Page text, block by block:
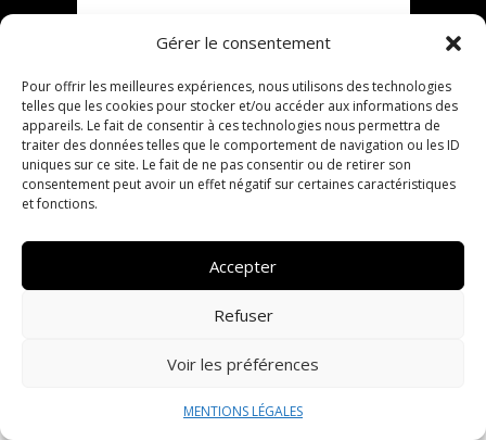
Gérer le consentement
Pour offrir les meilleures expériences, nous utilisons des technologies
telles que les cookies pour stocker et/ou accéder aux informations des
appareils. Le fait de consentir à ces technologies nous permettra de
traiter des données telles que le comportement de navigation ou les ID
uniques sur ce site. Le fait de ne pas consentir ou de retirer son
consentement peut avoir un effet négatif sur certaines caractéristiques
et fonctions.
Accepter
Refuser
Voir les préférences
MENTIONS LÉGALES
S'abonner
Biographie
Nos services
Mentions légales
Carole Boyer • Tous droits réservés • 2024•